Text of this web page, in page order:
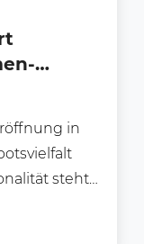
in
steht